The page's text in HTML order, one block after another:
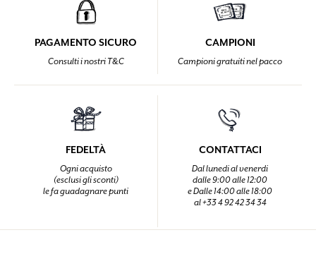
PAGAMENTO SICURO
Consulti i nostri T&C
CAMPIONI
Campioni gratuiti nel pacco
FEDELTÀ
Ogni acquisto
(esclusi gli sconti)
le fa guadagnare punti
CONTATTACI
Dal lunedi al venerdi
dalle 9:00 alle 12:00
e Dalle 14:00 alle 18:00
al +33 4 92 42 34 34